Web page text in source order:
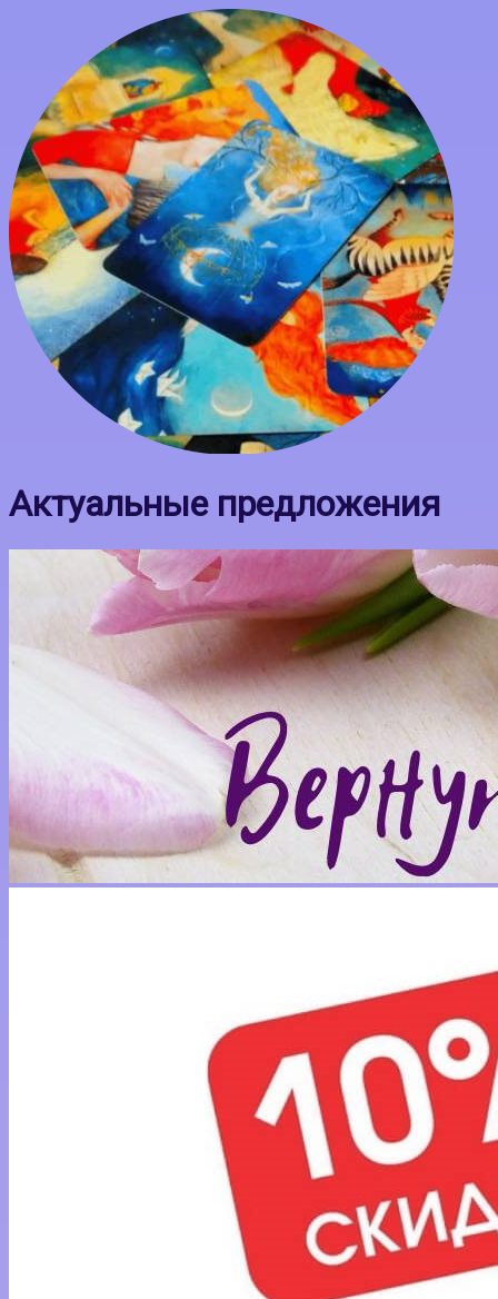
Актуальные предложения